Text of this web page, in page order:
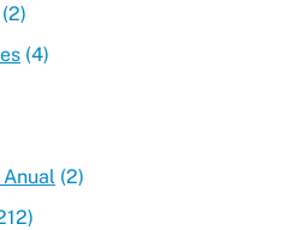
(4)
(2)